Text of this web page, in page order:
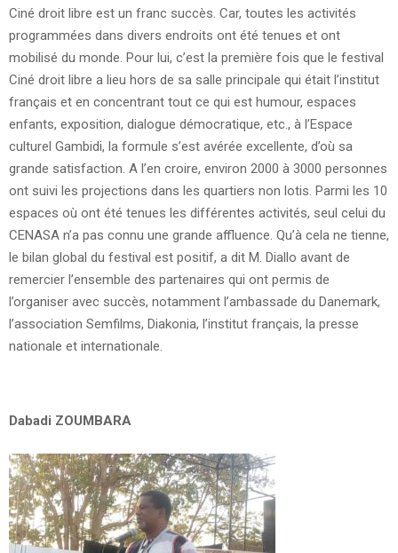
Ciné droit libre est un franc succès. Car, toutes les activités
programmées dans divers endroits ont été tenues et ont
mobilisé du monde. Pour lui, c’est la première fois que le festival
Ciné droit libre a lieu hors de sa salle principale qui était l’institut
français et en concentrant tout ce qui est humour, espaces
enfants, exposition, dialogue démocratique, etc., à l’Espace
culturel Gambidi, la formule s’est avérée excellente, d’où sa
grande satisfaction. A l’en croire, environ 2000 à 3000 personnes
ont suivi les projections dans les quartiers non lotis. Parmi les 10
espaces où ont été tenues les différentes activités, seul celui du
CENASA n’a pas connu une grande affluence. Qu’à cela ne tienne,
le bilan global du festival est positif, a dit M. Diallo avant de
remercier l’ensemble des partenaires qui ont permis de
l’organiser avec succès, notamment l’ambassade du Danemark,
l’association Semfilms, Diakonia, l’institut français, la presse
nationale et internationale.
Dabadi ZOUMBARA